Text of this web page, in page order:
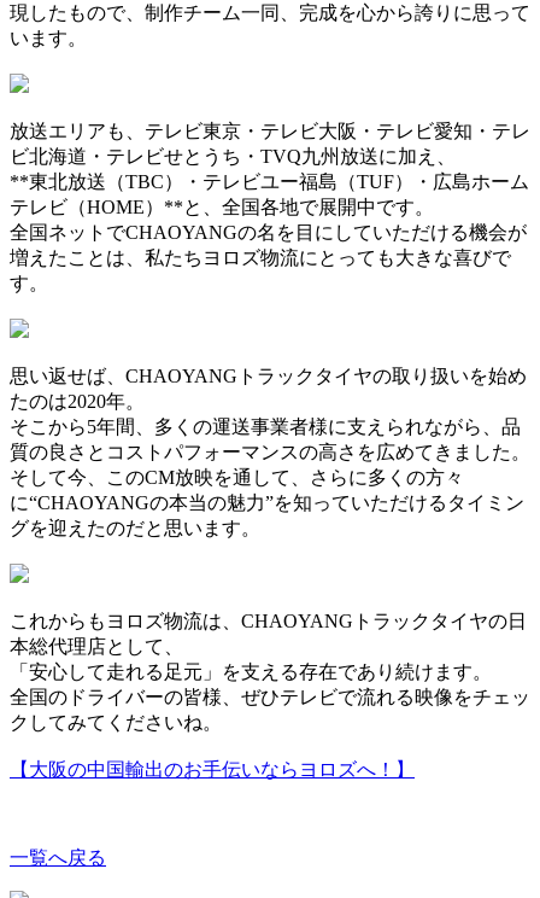
現したもので、制作チーム一同、完成を心から誇りに思って
います。
放送エリアも、テレビ東京・テレビ大阪・テレビ愛知・テレ
ビ北海道・テレビせとうち・TVQ九州放送に加え、
**東北放送（TBC）・テレビユー福島（TUF）・広島ホーム
テレビ（HOME）**と、全国各地で展開中です。
全国ネットでCHAOYANGの名を目にしていただける機会が
増えたことは、私たちヨロズ物流にとっても大きな喜びで
す。
思い返せば、CHAOYANGトラックタイヤの取り扱いを始め
たのは2020年。
そこから5年間、多くの運送事業者様に支えられながら、品
質の良さとコストパフォーマンスの高さを広めてきました。
そして今、このCM放映を通して、さらに多くの方々
に“CHAOYANGの本当の魅力”を知っていただけるタイミン
グを迎えたのだと思います。
これからもヨロズ物流は、CHAOYANGトラックタイヤの日
本総代理店として、
「安心して走れる足元」を支える存在であり続けます。
全国のドライバーの皆様、ぜひテレビで流れる映像をチェッ
クしてみてくださいね。
【大阪の中国輸出のお手伝いならヨロズへ！】
一覧へ戻る